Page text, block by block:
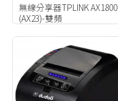
無線分享器TPLINK AX1800
(AX23)-雙頻